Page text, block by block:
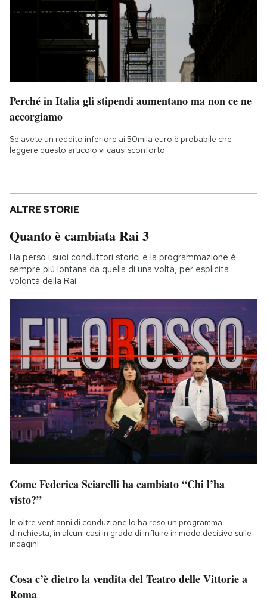
Perché in Italia gli stipendi aumentano ma non ce ne
accorgiamo
Se avete un reddito inferiore ai 50mila euro è probabile che
leggere questo articolo vi causi sconforto
ALTRE STORIE
Quanto è cambiata Rai 3
Ha perso i suoi conduttori storici e la programmazione è
sempre più lontana da quella di una volta, per esplicita
volontà della Rai
Come Federica Sciarelli ha cambiato “Chi l’ha
visto?”
In oltre vent'anni di conduzione lo ha reso un programma
d'inchiesta, in alcuni casi in grado di influire in modo decisivo sulle
indagini
Cosa c’è dietro la vendita del Teatro delle Vittorie a
Roma